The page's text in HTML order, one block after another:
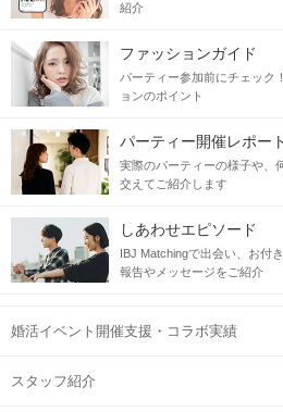
紹介
ファッションガイド
パーティー参加前にチェック
ョンのポイント
パーティー開催レポート
実際のパーティーの様子や、
交えてご紹介します
しあわせエピソード
IBJ Matchingで出会い、お付
報告やメッセージをご紹介
婚活イベント開催支援・コラボ実績
スタッフ紹介